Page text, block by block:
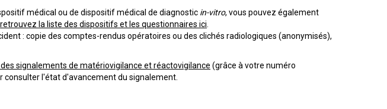
médical ou de dispositif médical de diagnostic in-vitro, vous pouvez également
retrouvez la liste des dispositifs et les questionnaires ici
: copie des comptes-rendus opératoires ou des clichés radiologiques (anonymisés),
signalements de matériovigilance et réactovigilance (grâce à votre numéro
consulter l'état d'avancement du signalement.